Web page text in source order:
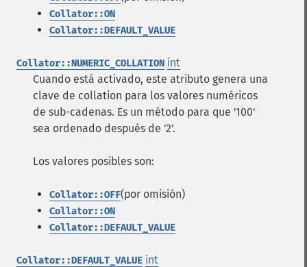
Collator::ON
Collator::DEFAULT_VALUE
Collator::NUMERIC_COLLATION int
Cuando está activado, este atributo genera una
clave de collation para los valores numéricos
de sub-cadenas. Es un método para que '100'
sea ordenado después de '2'.
Los valores posibles son:
Collator::OFF(por omisión)
Collator::ON
Collator::DEFAULT_VALUE
Collator::DEFAULT_VALUE int